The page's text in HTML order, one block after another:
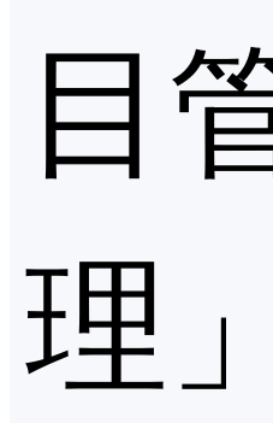
目
理